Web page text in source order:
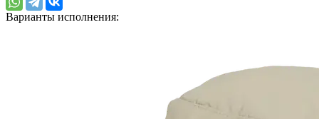
Варианты исполнения: